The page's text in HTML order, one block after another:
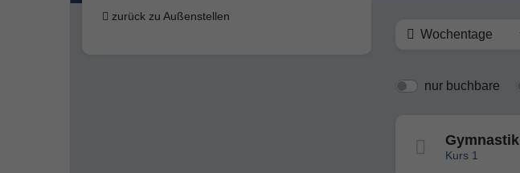
zurück zu Außenstellen
Wochentage
nur buchbare
Kurs 1